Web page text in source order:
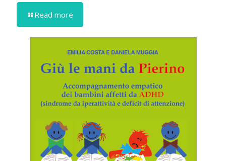
Read more